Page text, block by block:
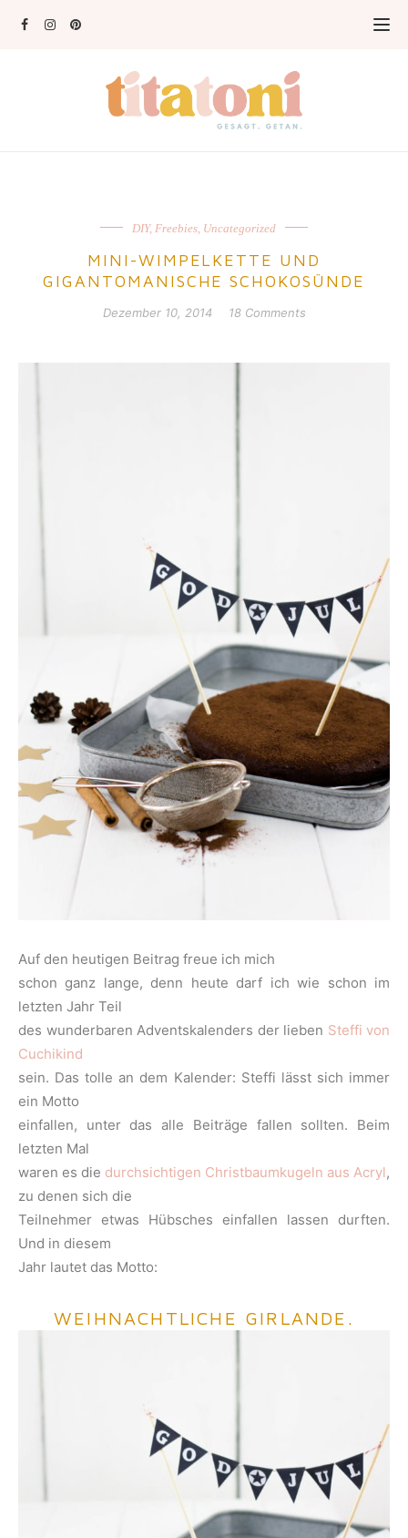
DIY, Freebies, Uncategorized
MINI-WIMPELKETTE UND
GIGANTOMANISCHE SCHOKOSÜNDE
Dezember 10, 2014 18 Comments
Auf den heutigen Beitrag freue ich mich
schon ganz lange, denn heute darf ich wie schon im
letzten Jahr Teil
des wunderbaren Adventskalenders der lieben Steffi von
Cuchikind
sein. Das tolle an dem Kalender: Steffi lässt sich immer
ein Motto
einfallen, unter das alle Beiträge fallen sollten. Beim
letzten Mal
waren es die durchsichtigen Christbaumkugeln aus Acryl,
zu denen sich die
Teilnehmer etwas Hübsches einfallen lassen durften.
Und in diesem
Jahr lautet das Motto:
WEIHNACHTLICHE GIRLANDE.